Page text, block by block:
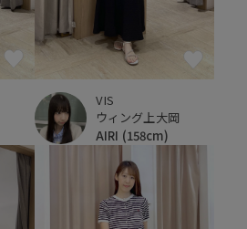
VIS
ウィング上大岡
AIRI (158cm)